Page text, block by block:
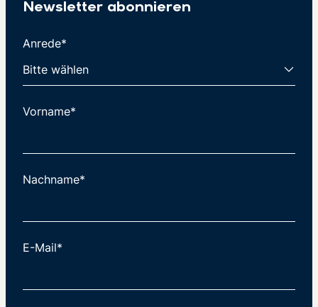
Newsletter abonnieren
Anrede*
Vorname*
Nachname*
E-Mail*